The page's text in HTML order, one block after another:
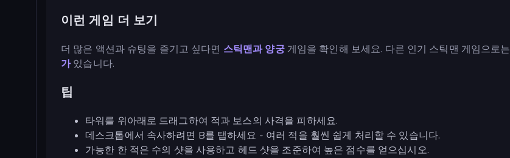
이런 게임 더 보기
더 많은 액션과 슈팅을 즐기고 싶다면 스틱맨과 양궁게임을 확인해 보세요. 다른 인기 스틱맨 게임으로는
가있습니다.
팁
타워를 위아래로 드래그하여 적과 보스의 사격을 피하세요.
데스크톱에서 속사하려면 B를 탭하세요 - 여러 적을 훨씬 쉽게 처리할 수 있습니다.
가능한 한 적은 수의 샷을 사용하고 헤드 샷을 조준하여 높은 점수를 얻으십시오.